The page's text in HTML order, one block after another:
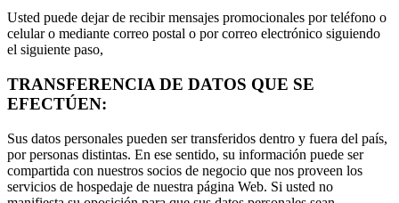
Usted puede dejar de recibir mensajes promocionales por teléfono o
celular o mediante correo postal o por correo electrónico siguiendo
el siguiente paso,
TRANSFERENCIA DE DATOS QUE SE
EFECTÚEN:
Sus datos personales pueden ser transferidos dentro y fuera del país,
por personas distintas. En ese sentido, su información puede ser
compartida con nuestros socios de negocio que nos proveen los
servicios de hospedaje de nuestra página Web. Si usted no